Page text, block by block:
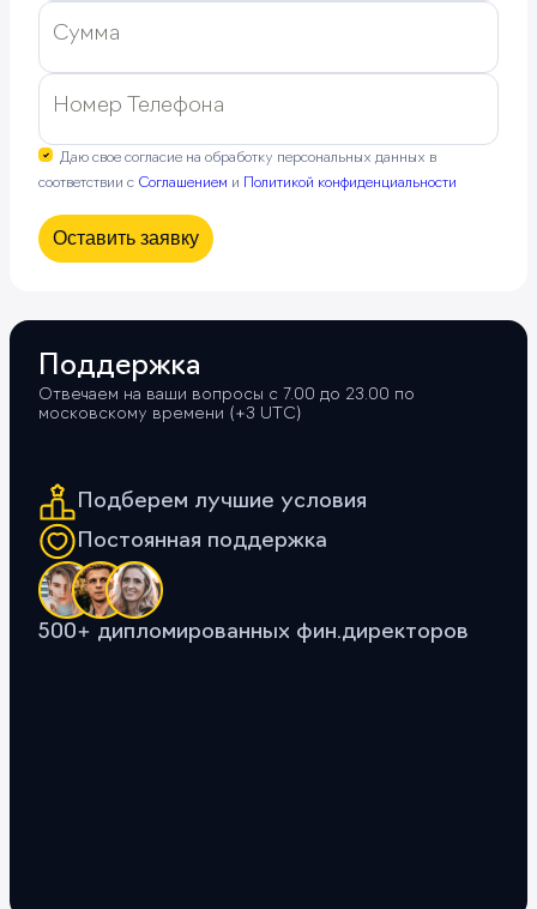
Сумма
Номер Телефона
Даю свое согласие на обработку персональных данных в
соответствии с Соглашением и Политикой конфиденциальности
Оставить заявку
Поддержка
Отвечаем на ваши вопросы с 7.00 до 23.00 по
московскому времени (+3 UTС)
Подберем лучшие условия
Постоянная поддержка
500+ дипломированных фин.директоров